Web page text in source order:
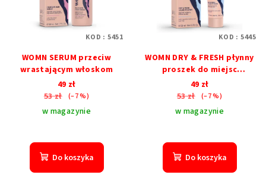
WOMN SERUM przeciw
wrastającym włoskom
49 zł
53 zł
(–7 %)
w magazynie
Do koszyka
KOD : 5451
WOMN DRY & FRESH płynny
proszek do miejsc
intymnych
49 zł
53 zł
(–7 %)
w magazynie
Do koszyka
KOD : 5445